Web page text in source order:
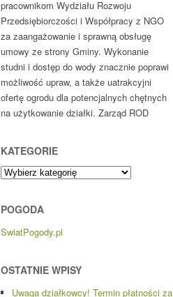
pracownikom Wydziału Rozwoju
Przedsiębiorczości i Współpracy z NGO
za zaangażowanie i sprawną obsługę
umowy ze strony Gminy. Wykonanie
studni i dostęp do wody znacznie poprawi
możliwość upraw, a także uatrakcyjni
ofertę ogrodu dla potencjalnych chętnych
na użytkowanie działki. Zarząd ROD
KATEGORIE
Kategorie
POGODA
SwiatPogody.pl
OSTATNIE WPISY
Uwaga działkowcy! Termin płatności za